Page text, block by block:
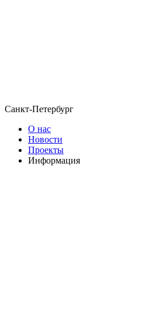
Санкт-Петербург
О нас
Новости
Проекты
Информация